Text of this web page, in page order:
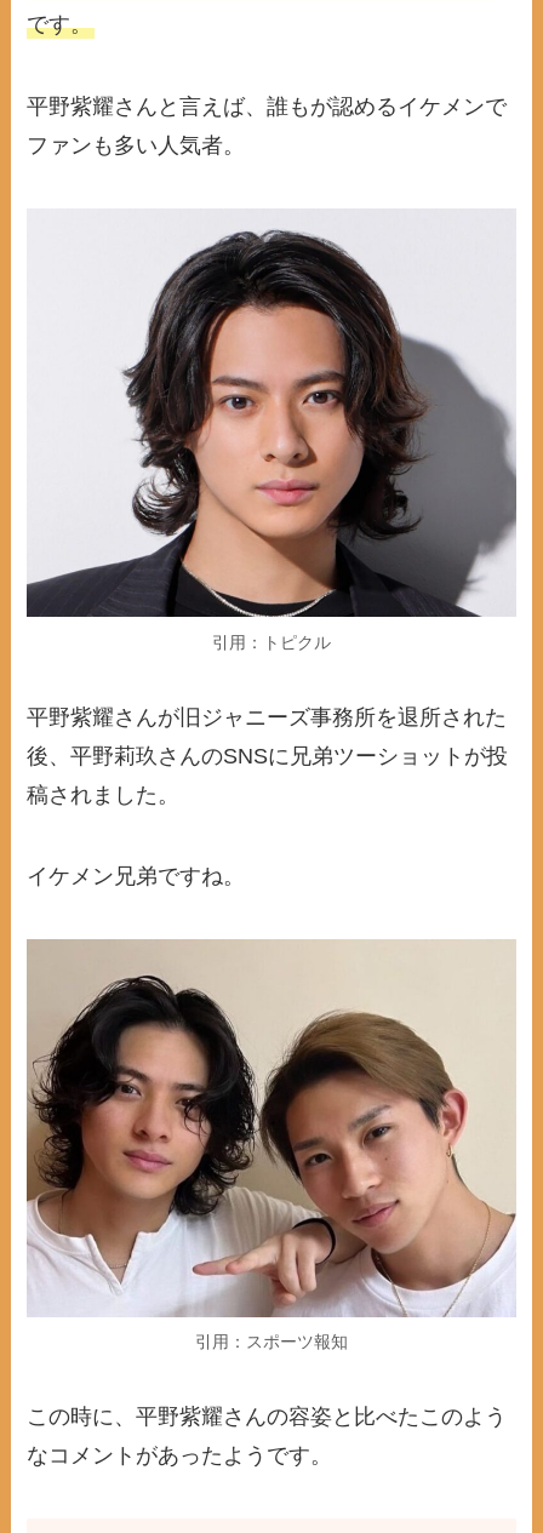
です。
平野紫耀さんと言えば、誰もが認めるイケメンで
ファンも多い人気者。
引用：トピクル
平野紫耀さんが旧ジャニーズ事務所を退所された
後、平野莉玖さんのSNSに兄弟ツーショットが投
稿されました。
イケメン兄弟ですね。
引用：スポーツ報知
この時に、平野紫耀さんの容姿と比べたこのよう
なコメントがあったようです。